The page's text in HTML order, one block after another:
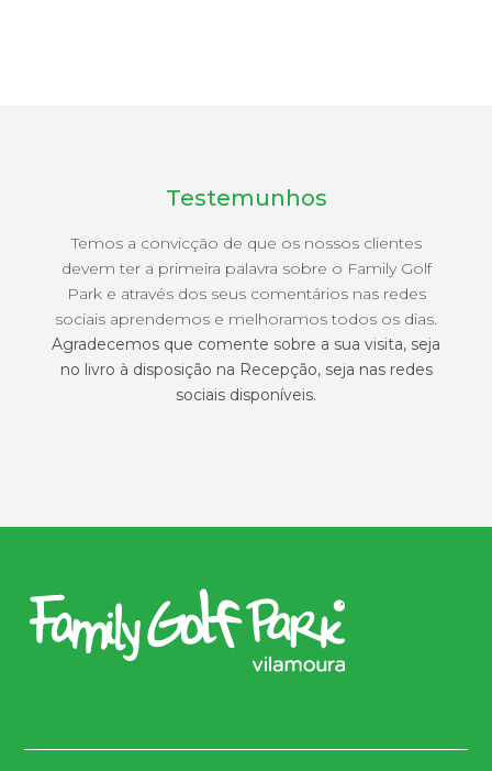
Testemunhos
Temos a convicção de que os nossos clientes
devem ter a primeira palavra sobre o Family Golf
Park e através dos seus comentários nas redes
sociais aprendemos e melhoramos todos os dias.
Agradecemos que comente sobre a sua visita, seja
no livro à disposição na Recepção, seja nas redes
sociais disponíveis.